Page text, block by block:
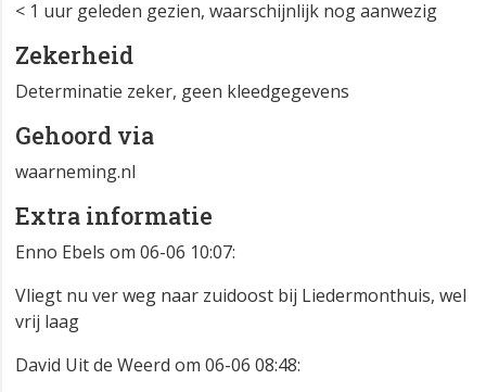
< 1 uur geleden gezien, waarschijnlijk nog aanwezig
Zekerheid
Determinatie zeker, geen kleedgegevens
Gehoord via
waarneming.nl
Extra informatie
Enno Ebels om 06-06 10:07:
Vliegt nu ver weg naar zuidoost bij Liedermonthuis, wel
vrij laag
David Uit de Weerd om 06-06 08:48: